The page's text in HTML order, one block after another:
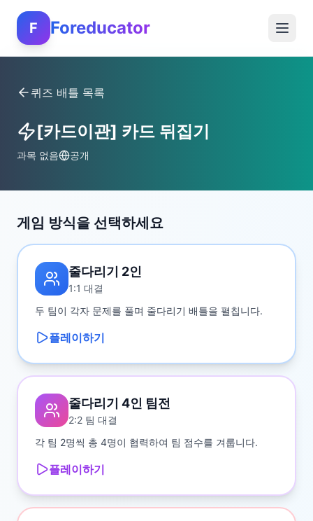
F Foreducator
퀴즈 배틀 목록
[카드이관] 카드 뒤집기
과목 없음 공개
게임 방식을 선택하세요
줄다리기 2인
1:1 대결
두 팀이 각자 문제를 풀며 줄다리기 배틀을 펼칩니다.
플레이하기
줄다리기 4인 팀전
2:2 팀 대결
각 팀 2명씩 총 4명이 협력하여 팀 점수를 겨룹니다.
플레이하기